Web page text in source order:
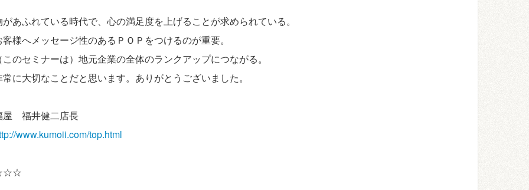
があふれている時代で、心の満足度を上げることが求められている。
客様へメッセージ性のあるＰＯＰをつけるのが重要。
このセミナーは）地元企業の全体のランクアップにつながる。
常に大切なことだと思います。ありがとうございました。
屋 福井健二店長
www.kumoii.com/top.html